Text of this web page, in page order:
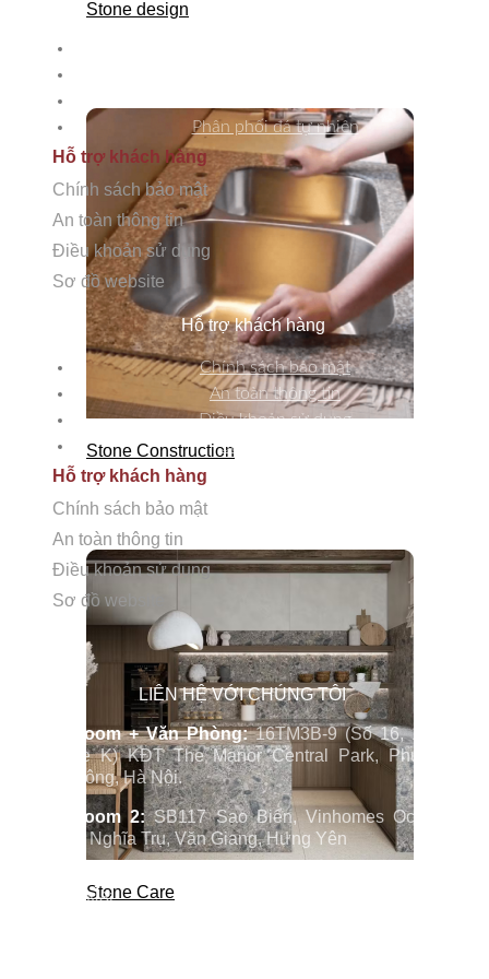
Stone design
Stone Construction
Stone Care
Phân phối đá tự nhiên
Hỗ trợ khách hàng
Chính sách bảo mật
An toàn thông tin
Điều khoản sử dụng
Sơ đồ website
Hỗ trợ khách hàng
Chính sách bảo mật
An toàn thông tin
Điều khoản sử dụng
Sơ đồ Website
Hỗ trợ khách hàng
Chính sách bảo mật
An toàn thông tin
Điều khoản sử dụng
Sơ đồ website
LIÊN HỆ VỚI CHÚNG TÔI
Showroom + Văn Phòng:16TM3B-9 (Số 16, 11TH
Sunrise K) KĐT The Manor Central Park, Phường
Định Công, Hà Nội.
Showroom 2:SB117 Sao Biển, Vinhomes Ocenan
Park 2, Nghĩa Trụ, Văn Giang, Hưng Yên
Trì, Hà Nội